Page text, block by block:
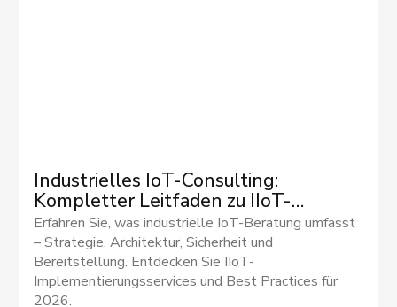
Industrielles IoT-Consulting:
Kompletter Leitfaden zu IIoT-
Implementierungsservices
Erfahren Sie, was industrielle IoT-Beratung umfasst
– Strategie, Architektur, Sicherheit und
Bereitstellung. Entdecken Sie IIoT-
Implementierungsservices und Best Practices für
2026.